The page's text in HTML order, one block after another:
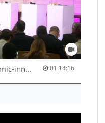
08-ICF26-Session 05-Academic-innovation-meets-international-cooperation-53529531670001791 01:14:16